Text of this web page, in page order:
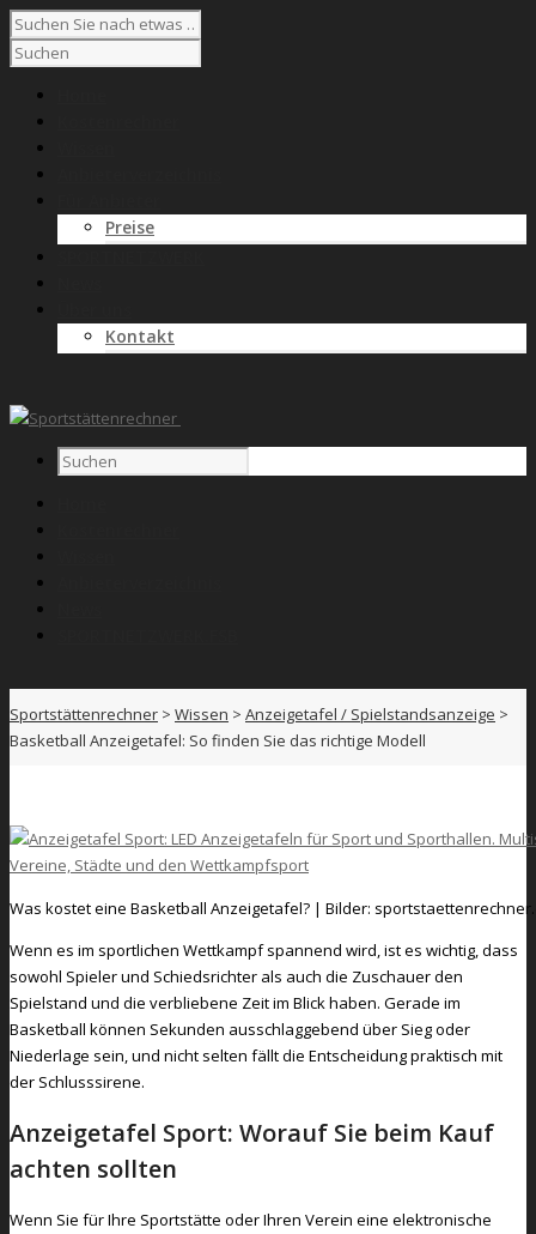
Preise
Kontakt
Sportstättenrechner > Wissen > Anzeigetafel / Spielstandsanzeige >
Basketball Anzeigetafel: So finden Sie das richtige Modell
Was kostet eine Basketball Anzeigetafel? | Bilder:
Wenn es im sportlichen Wettkampf spannend wird, ist es wichtig, dass
sowohl Spieler und Schiedsrichter als auch die Zuschauer den
Spielstand und die verbliebene Zeit im Blick haben. Gerade im
Basketball können Sekunden ausschlaggebend über Sieg oder
Niederlage sein, und nicht selten fällt die Entscheidung praktisch mit
der Schlusssirene.
Anzeigetafel Sport: Worauf Sie beim Kauf
achten sollten
Wenn Sie für Ihre Sportstätte oder Ihren Verein eine elektronische